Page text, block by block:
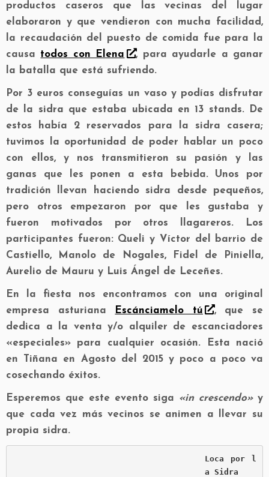
productos caseros que las vecinas del lugar
elaboraron y que vendieron con mucha facilidad,
la recaudación del puesto de comida fue para la
causa todos con Elena
, para ayudarle a ganar
la batalla que está sufriendo.
Por 3 euros conseguías un vaso y podías disfrutar
de la sidra que estaba ubicada en 13 stands. De
estos había 2 reservados para la sidra casera;
tuvimos la oportunidad de poder hablar un poco
con ellos, y nos transmitieron su pasión y las
ganas que les ponen a esta bebida. Unos por
tradición llevan haciendo sidra desde pequeños,
pero otros empezaron por que les gustaba y
fueron motivados por otros llagareros. Los
participantes fueron: Queli y Víctor del barrio de
Castiello, Manolo de Nogales, Fidel de Piniella,
Aurelio de Mauru y Luis Ángel de Leceñes.
En la fiesta nos encontramos con una original
empresa asturiana Escánciamelo tú
, que se
dedica a la venta y/o alquiler de escanciadores
«especiales» para cualquier ocasión. Esta nació
en Tiñana en Agosto del 2015 y poco a poco va
cosechando éxitos.
Esperemos que este evento siga «in crescendo» y
que cada vez más vecinos se animen a llevar su
propia sidra.
Loca por l
a Sidra